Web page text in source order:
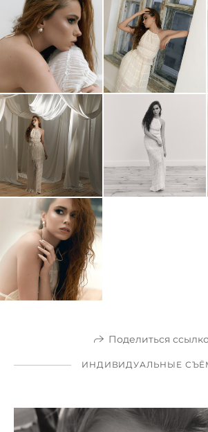
Поделиться
ИНДИВИДУАЛЬНЫЕ